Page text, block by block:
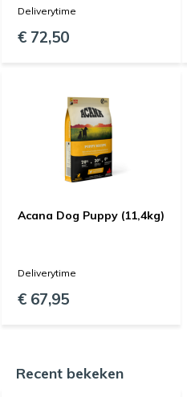
Deliverytime
€ 72,50
Acana Dog Puppy (11,4kg)
Deliverytime
€ 67,95
Recent bekeken